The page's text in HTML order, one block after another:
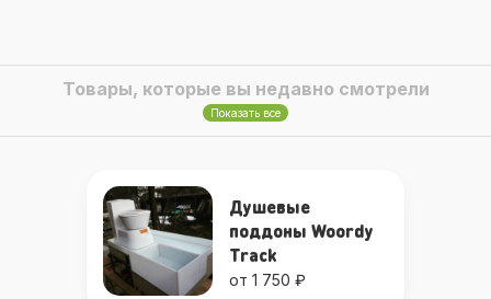
Товары, которые вы недавно смотрели
Показать все
Душевые
поддоны Woordy
Track
от 1 750 ₽